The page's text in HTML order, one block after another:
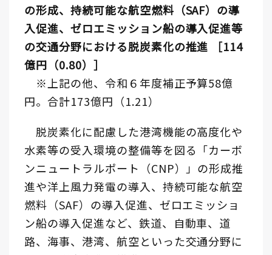
の形成、持続可能な航空燃料（SAF）の導
入促進、ゼロエミッション船の導入促進等
の交通分野における脱炭素化の推進 ［114
億円（0.80）］
※上記の他、令和６年度補正予算58億
円。合計173億円（1.21）
脱炭素化に配慮した港湾機能の高度化や
水素等の受入環境の整備等を図る「カーボ
ンニュートラルポート（CNP）」の形成推
進や洋上風力発電の導入、持続可能な航空
燃料（SAF）の導入促進、ゼロエミッショ
ン船の導入促進など、鉄道、自動車、道
路、海事、港湾、航空といった交通分野に